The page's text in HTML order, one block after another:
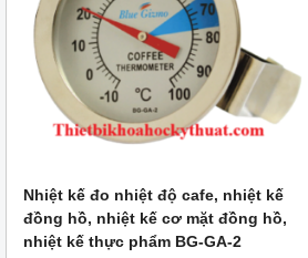
Nhiệt kế đo nhiệt độ cafe, nhiệt kế
đồng hồ, nhiệt kế cơ mặt đồng hồ,
nhiệt kế thực phẩm BG-GA-2